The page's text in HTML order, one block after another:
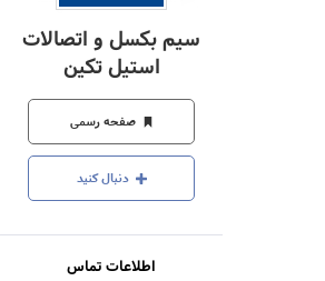
شرکت‌ها،
سازمان‌ها
و
روابط
عمومی‌ها
سیم بکسل و اتصالات
استیل تکین
صفحه رسمی
دنبال کنید
اطلاعات تماس